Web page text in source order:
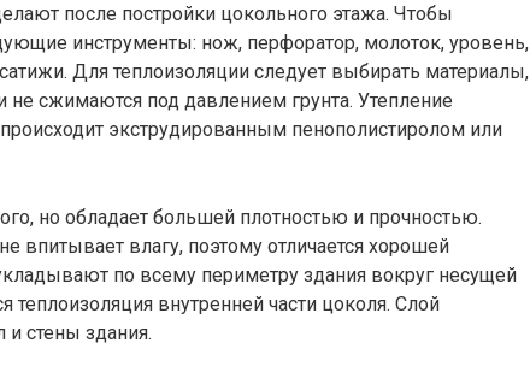
после постройки цокольного этажа. Чтобы
инструменты: нож, перфоратор, молоток, уровень,
Для теплоизоляции следует выбирать материалы,
не сжимаются под давлением грунта. Утепление
экструдированным пенополистиролом или
но обладает большей плотностью и прочностью.
впитывает влагу, поэтому отличается хорошей
по всему периметру здания вокруг несущей
теплоизоляция внутренней части цоколя. Слой
и стены здания.